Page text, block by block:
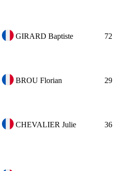
GIRARD Baptiste 72
BROU Florian 29
CHEVALIER Julie 36